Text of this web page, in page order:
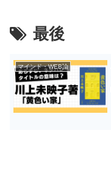
最後
マインド・WEB論